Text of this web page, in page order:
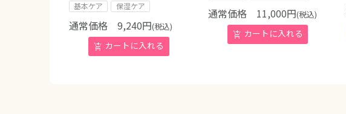
基本ケア
保湿ケア
通常価格 9,240円(税込)
通常価格11,000円(税込)